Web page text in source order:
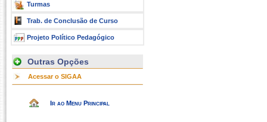
Turmas
Trab. de Conclusão de Curso
Projeto Político Pedagógico
Outras Opções
Acessar o SIGAA
Ir ao Menu Principal